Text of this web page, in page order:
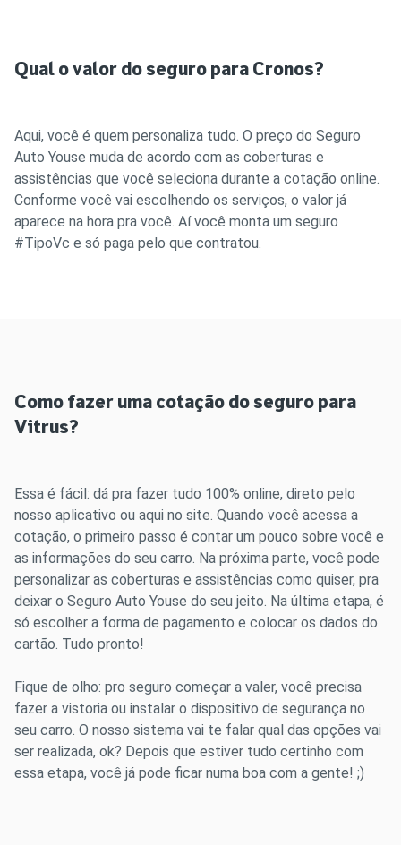
Qual o valor do seguro para Cronos?
Aqui, você é quem personaliza tudo. O preço do Seguro
Auto Youse muda de acordo com as coberturas e
assistências que você seleciona durante a cotação online.
Conforme você vai escolhendo os serviços, o valor já
aparece na hora pra você. Aí você monta um seguro
#TipoVc e só paga pelo que contratou.
Como fazer uma cotação do seguro para
Vitrus?
Essa é fácil: dá pra fazer tudo 100% online, direto pelo
nosso aplicativo ou aqui no site. Quando você acessa a
cotação, o primeiro passo é contar um pouco sobre você e
as informações do seu carro. Na próxima parte, você pode
personalizar as coberturas e assistências como quiser, pra
deixar o Seguro Auto Youse do seu jeito. Na última etapa, é
só escolher a forma de pagamento e colocar os dados do
cartão. Tudo pronto!
Fique de olho: pro seguro começar a valer, você precisa
fazer a vistoria ou instalar o dispositivo de segurança no
seu carro. O nosso sistema vai te falar qual das opções vai
ser realizada, ok? Depois que estiver tudo certinho com
essa etapa, você já pode ficar numa boa com a gente! ;)